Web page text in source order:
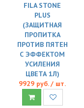
FILA STONE
PLUS
(ЗАЩИТНАЯ
ПРОПИТКА
ПРОТИВ ПЯТЕН
С ЭФФЕКТОМ
УСИЛЕНИЯ
ЦВЕТА 1Л)
9929 руб. / шт.